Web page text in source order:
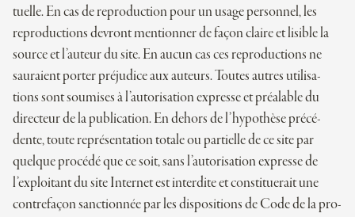
tuelle. En cas de repro­duc­tion pour un usage per­son­nel, les
repro­duc­tions devront men­tion­ner de façon claire et lisible la
source et l’auteur du site. En aucun cas ces repro­duc­tions ne
sau­raient por­ter préju­dice aux auteurs. Toutes autres uti­li­sa­
tions sont sou­mises à l’autorisation expresse et préa­lable du
direc­teur de la publi­ca­tion. En dehors de l’hypothèse pré­cé­
dente, toute repré­sen­ta­tion totale ou par­tielle de ce site par
quelque pro­cédé que ce soit, sans l’autorisation expresse de
l’exploitant du site Inter­net est inter­dite et consti­tue­rait une
contre­façon sanc­tion­née par les dis­po­si­tions de Code de la pro­